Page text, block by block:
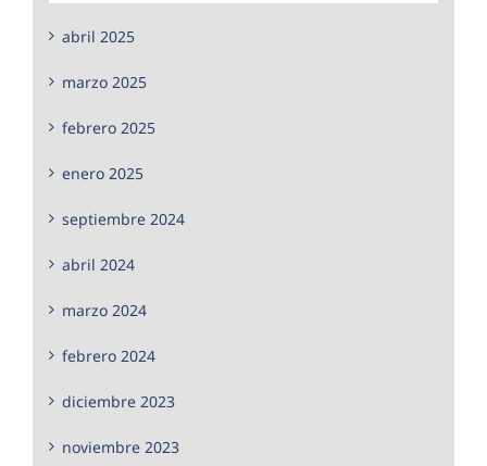
abril 2025
marzo 2025
febrero 2025
enero 2025
septiembre 2024
abril 2024
marzo 2024
febrero 2024
diciembre 2023
noviembre 2023